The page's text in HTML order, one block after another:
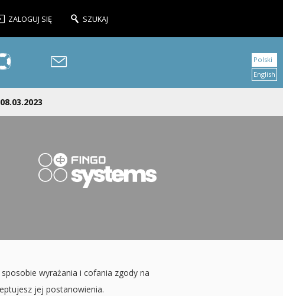
ZALOGUJ SIĘ SZUKAJ
Polski
English
wyrażania i cofania zgody na
jej postanowienia.